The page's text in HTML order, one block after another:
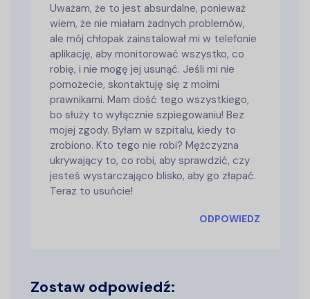
Uważam, że to jest absurdalne, ponieważ
wiem, że nie miałam żadnych problemów,
ale mój chłopak zainstalował mi w telefonie
aplikację, aby monitorować wszystko, co
robię, i nie mogę jej usunąć. Jeśli mi nie
pomożecie, skontaktuję się z moimi
prawnikami. Mam dość tego wszystkiego,
bo służy to wyłącznie szpiegowaniu! Bez
mojej zgody. Byłam w szpitalu, kiedy to
zrobiono. Kto tego nie robi? Mężczyzna
ukrywający to, co robi, aby sprawdzić, czy
jesteś wystarczająco blisko, aby go złapać.
Teraz to usuńcie!
ODPOWIEDZ
Zostaw odpowiedź: